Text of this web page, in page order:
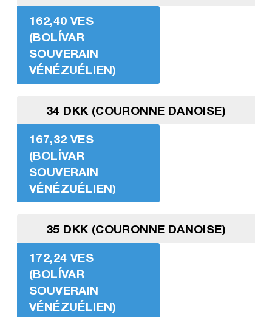
162,40 VES
(BOLÍVAR
SOUVERAIN
VÉNÉZUÉLIEN)
34 DKK (COURONNE DANOISE)
167,32 VES
(BOLÍVAR
SOUVERAIN
VÉNÉZUÉLIEN)
35 DKK (COURONNE DANOISE)
172,24 VES
(BOLÍVAR
SOUVERAIN
VÉNÉZUÉLIEN)